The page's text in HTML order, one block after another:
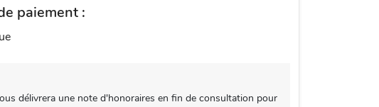
paiement :
délivrera une note d'honoraires en fin de consultation pour